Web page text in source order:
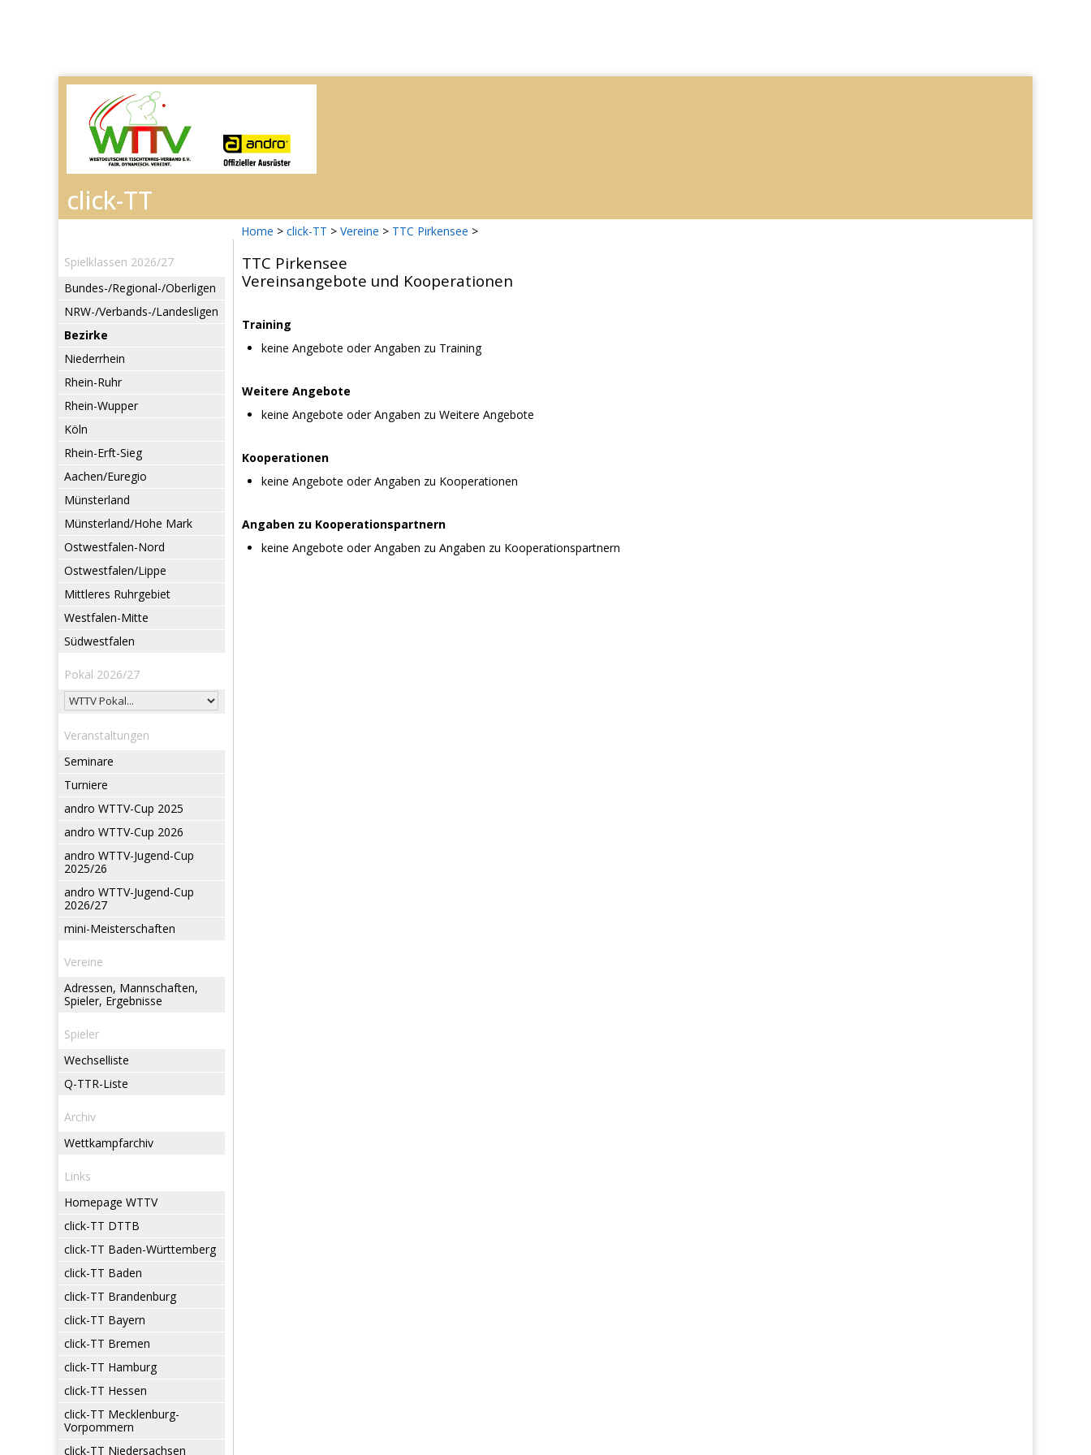
Home > click-TT > Vereine > TTC Pirkensee >
Spielklassen 2026/27
Bundes-/Regional-/Oberligen
NRW-/Verbands-/Landesligen
Bezirke
Niederrhein
Rhein-Ruhr
Rhein-Wupper
Köln
Rhein-Erft-Sieg
Aachen/Euregio
Münsterland
Münsterland/Hohe Mark
Ostwestfalen-Nord
Ostwestfalen/Lippe
Mittleres Ruhrgebiet
Westfalen-Mitte
Südwestfalen
Pokal 2026/27
Veranstaltungen
Seminare
Turniere
andro WTTV-Cup 2025
andro WTTV-Cup 2026
andro WTTV-Jugend-Cup
2025/26
andro WTTV-Jugend-Cup
2026/27
mini-Meisterschaften
Vereine
Adressen, Mannschaften,
Spieler, Ergebnisse
Spieler
Wechselliste
Q-TTR-Liste
Archiv
Wettkampfarchiv
Links
Homepage WTTV
click-TT DTTB
click-TT Baden-Württemberg
click-TT Baden
click-TT Brandenburg
click-TT Bayern
click-TT Bremen
click-TT Hamburg
click-TT Hessen
click-TT Mecklenburg-
Vorpommern
click-TT Niedersachsen
TTC Pirkensee
Vereinsangebote und Kooperationen
Training
keine Angebote oder Angaben zu Training
Weitere Angebote
keine Angebote oder Angaben zu Weitere Angebote
Kooperationen
keine Angebote oder Angaben zu Kooperationen
Angaben zu Kooperationspartnern
keine Angebote oder Angaben zu Angaben zu Kooperationspartnern